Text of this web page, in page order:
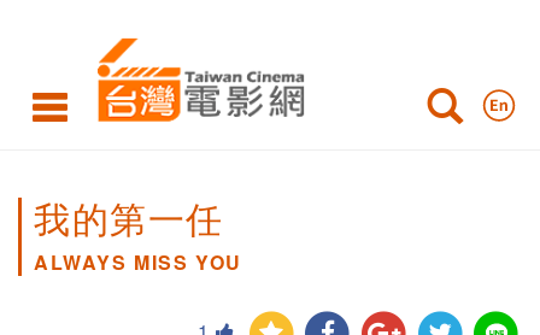
我的第一任
ALWAYS MISS YOU